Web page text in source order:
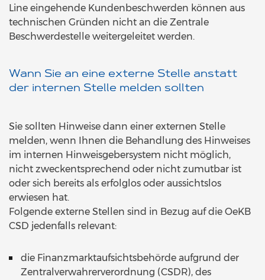
Line eingehende Kundenbeschwerden können aus
technischen Gründen nicht an die Zentrale
Beschwerdestelle weitergeleitet werden.
Wann Sie an eine externe Stelle anstatt
der internen Stelle melden sollten
Sie sollten Hinweise dann einer externen Stelle
melden, wenn Ihnen die Behandlung des Hinweises
im internen Hinweisgebersystem nicht möglich,
nicht zweckentsprechend oder nicht zumutbar ist
oder sich bereits als erfolglos oder aussichtslos
erwiesen hat.
Folgende externe Stellen sind in Bezug auf die OeKB
CSD jedenfalls relevant:
die Finanzmarktaufsichtsbehörde aufgrund der
Zentralverwahrerverordnung (CSDR), des